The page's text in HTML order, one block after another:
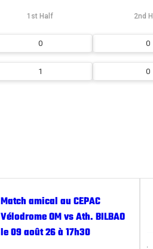
1st Half 2nd
0 0
1 0
Match amical au CEPAC
Vélodrome OM vs Ath. BILBAO
le 09 août 26 à 17h30